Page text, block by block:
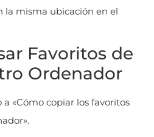
la misma ubicación en el
Favoritos de
Ordenador
a «Cómo copiar los favoritos